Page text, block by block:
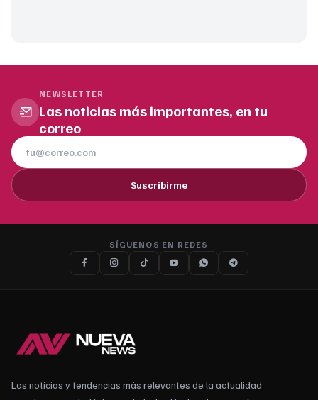
NEWSLETTER
Las noticias más importantes, en tu
correo
Suscribirme
SÍGUENOS EN REDES
Las noticias y tendencias más relevantes de la actualidad